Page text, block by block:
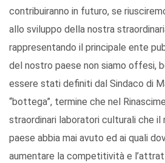
contribuiranno in futuro, se
allo sviluppo della nostra
rappresentando il principale ente
del nostro paese non siamo offesi,
essere stati definiti dal Sindaco di
“bottega”, termine che nel
straordinari laboratori culturali che il
paese abbia mai avuto ed ai quali
aumentare la competitività e